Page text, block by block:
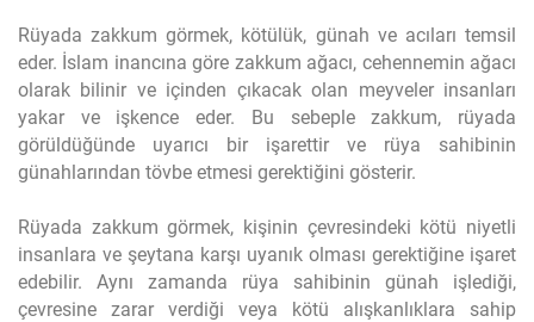
Rüyada zakkum görmek, kötülük, günah ve acıları temsil
eder. İslam inancına göre zakkum ağacı, cehennemin ağacı
olarak bilinir ve içinden çıkacak olan meyveler insanları
yakar ve işkence eder. Bu sebeple zakkum, rüyada
görüldüğünde uyarıcı bir işarettir ve rüya sahibinin
günahlarından tövbe etmesi gerektiğini gösterir.
Rüyada zakkum görmek, kişinin çevresindeki kötü niyetli
insanlara ve şeytana karşı uyanık olması gerektiğine işaret
edebilir. Aynı zamanda rüya sahibinin günah işlediği,
çevresine zarar verdiği veya kötü alışkanlıklara sahip